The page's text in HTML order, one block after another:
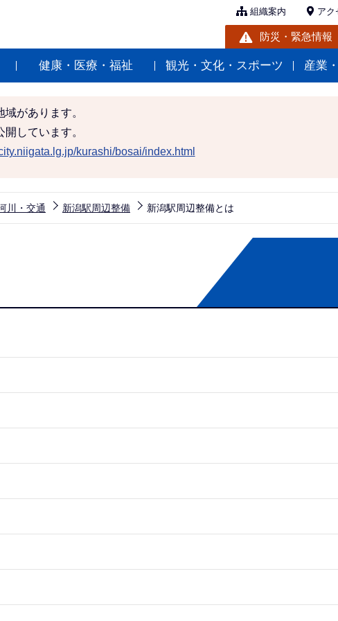
組織案内 アク
防災・緊急情報
健康・医療・福祉 観光・文化・スポーツ 産業
があります。
しています。
kurashi/bosai/index.html
川・交通 新潟駅周辺整備 新潟駅周辺整備とは